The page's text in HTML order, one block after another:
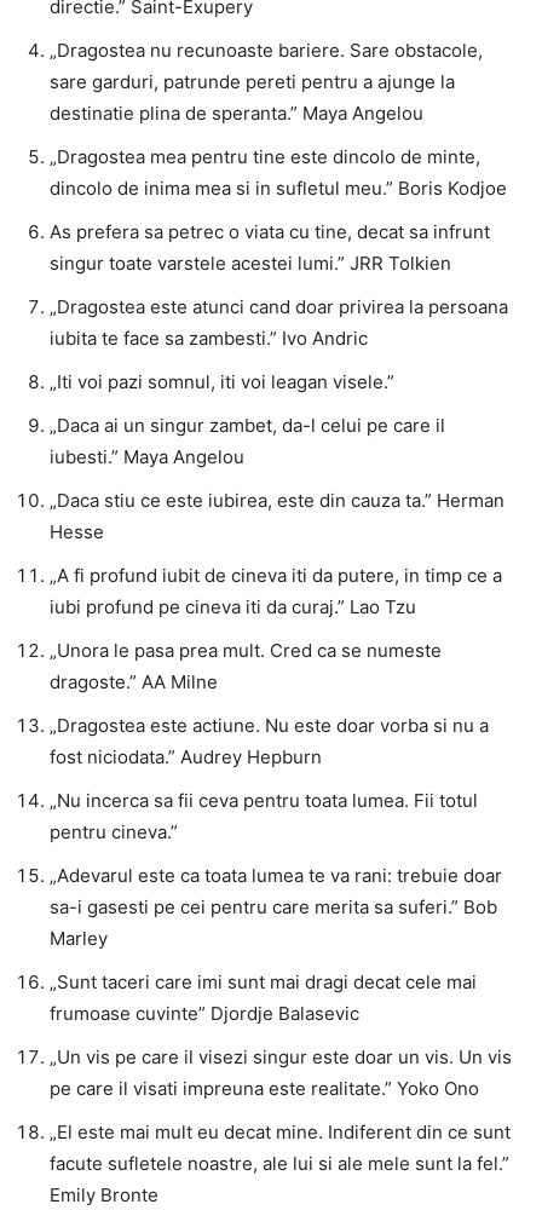
directie.” Saint-Exupery
„Dragostea nu recunoaste bariere. Sare obstacole,
sare garduri, patrunde pereti pentru a ajunge la
destinatie plina de speranta.” Maya Angelou
„Dragostea mea pentru tine este dincolo de minte,
dincolo de inima mea si in sufletul meu.” Boris Kodjoe
As prefera sa petrec o viata cu tine, decat sa infrunt
singur toate varstele acestei lumi.” JRR Tolkien
„Dragostea este atunci cand doar privirea la persoana
iubita te face sa zambesti.” Ivo Andric
„Iti voi pazi somnul, iti voi leagan visele.”
„Daca ai un singur zambet, da-l celui pe care il
iubesti.” Maya Angelou
„Daca stiu ce este iubirea, este din cauza ta.” Herman
Hesse
„A fi profund iubit de cineva iti da putere, in timp ce a
iubi profund pe cineva iti da curaj.” Lao Tzu
„Unora le pasa prea mult. Cred ca se numeste
dragoste.” AA Milne
„Dragostea este actiune. Nu este doar vorba si nu a
fost niciodata.” Audrey Hepburn
„Nu incerca sa fii ceva pentru toata lumea. Fii totul
pentru cineva.”
„Adevarul este ca toata lumea te va rani: trebuie doar
sa-i gasesti pe cei pentru care merita sa suferi.” Bob
Marley
„Sunt taceri care imi sunt mai dragi decat cele mai
frumoase cuvinte” Djordje Balasevic
„Un vis pe care il visezi singur este doar un vis. Un vis
pe care il visati impreuna este realitate.” Yoko Ono
„El este mai mult eu decat mine. Indiferent din ce sunt
facute sufletele noastre, ale lui si ale mele sunt la fel.”
Emily Bronte